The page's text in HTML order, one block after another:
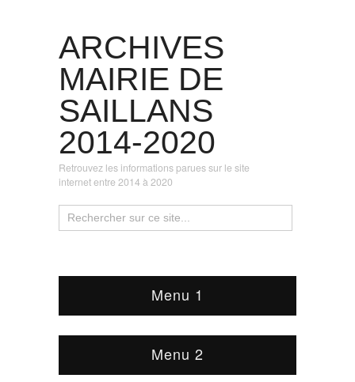
ARCHIVES
MAIRIE DE
SAILLANS
2014-2020
Retrouvez les informations parues sur le site
internet entre 2014 à 2020
Menu 1
Menu 2